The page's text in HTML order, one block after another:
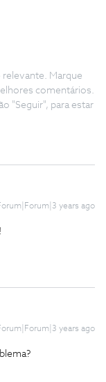
Marque
comentários.
"Seguir", para estar
years ago
years ago